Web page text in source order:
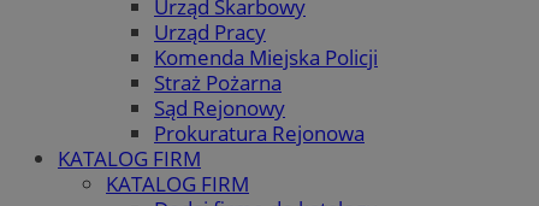
Urząd Skarbowy
Urząd Pracy
Komenda Miejska Policji
Straż Pożarna
Sąd Rejonowy
Prokuratura Rejonowa
KATALOG FIRM
KATALOG FIRM